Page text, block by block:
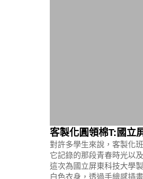
客製化圓領棉T:國立
對許多學生來說，客製化
它記錄的那段青春時光以
這次為國立屏東科技大學
白色衣身，透過手繪感插